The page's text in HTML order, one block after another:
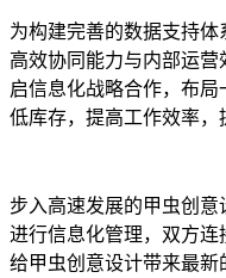
为构建完善的数据支持体
高效协同能力与内部运
启信息化战略合作，布
低库存，提高工作效率，
步入高速发展的甲虫创
进行信息化管理，双方连
给甲虫创意设计带来最新